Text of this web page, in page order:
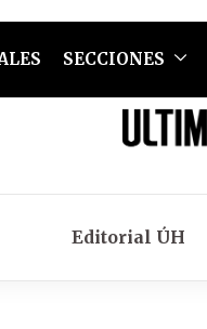
SECCIONES
Editorial ÚH